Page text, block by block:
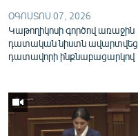
English
Русский
ՕԳՈՍՏՈՍ 07, 2026
Կաթողիկոսի գործով առաջին
դատական նիստն ավարտվեց
դատավորի ինքնաբացարկով